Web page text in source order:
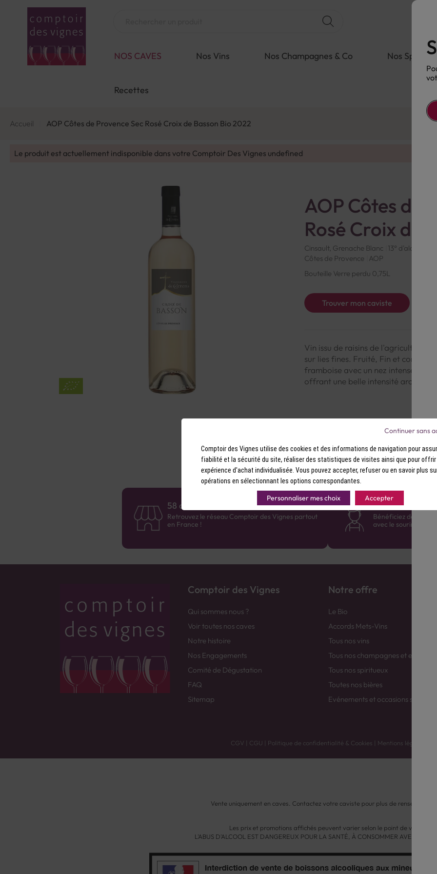
NOS CAVES Nos Vins Nos Champagnes & Co Nos
Recettes
Accueil AOP Côtes de Provence Sec Rosé Croix de Basson Bio 2022
Le produit est actuellement indisponible dans votre Comptoir Des Vignes undefined
AOP Côtes de
Rosé Croix de
Cinsault, Grenache Blanc 13° d'alcool
Côtes de Provence AOP
Bouteille Verre perdu 0,75L
Trouver mon caviste
Vin issu de raisins de l'agriculture
sur lies fines. Fruité, Fin et
framboise avec un nez intense sur
offrant une belle intensité
58 caves en France
Retrouvez le réseau Comptoir des Vignes partout
en France !
Des cavistes à
Bénéficiez de
avec le sourire :)
Comptoir des Vignes
Qui sommes nous ?
Voir toutes nos caves
Notre histoire
Nos Engagements
Comité de Dégustation
FAQ
Sitemap
Notre offre
Le Bio
Accords Mets-Vins
Tous nos vins
Tous nos champagnes et
Tous nos spiritueux
Toutes nos bières
Evénements et occasions spéciales
CGV | CGU | Politique de confidentialité & Cookies | Mentions légales
Vente uniquement en caves. Contactez votre caviste pour plus de
Les prix et promotions affichés peuvent varier selon le point de vente.
L'ABUS D'ALCOOL EST DANGEREUX POUR LA SANTÉ, À CONSOMMER AVEC
Comptoir des Vignes utilise des cookies et des informations de navigation pour
fiabilité et la sécurité du site, réaliser des statistiques de visites ainsi que pour offrir
expérience d'achat individualisée. Vous pouvez accepter, refuser ou en savoir plus
opérations en sélectionnant les options correspondantes.
Personnaliser mes choix Accepter
Continuer sans